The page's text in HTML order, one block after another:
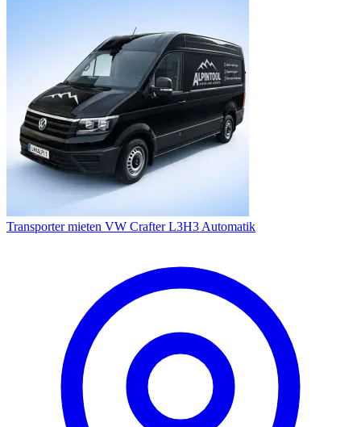
Transporter mieten VW Crafter L3H3 Automatik